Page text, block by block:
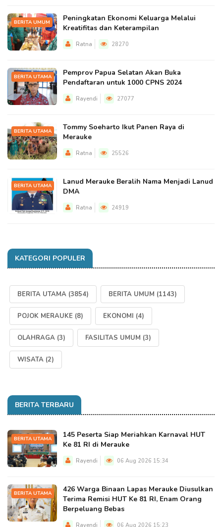
BERITA UMUM
Peningkatan Ekonomi Keluarga Melalui
Kreatifitas dan Keterampilan
Ratna 28270
BERITA UTAMA
Pemprov Papua Selatan Akan Buka
Pendaftaran untuk 1000 CPNS 2024
Rayendi 27077
BERITA UTAMA
Tommy Soeharto Ikut Panen Raya di
Merauke
Ratna 25526
BERITA UTAMA
Lanud Merauke Beralih Nama Menjadi Lanud
DMA
Ratna 24919
KATEGORI POPULER
BERITA UTAMA (3854) BERITA UMUM (1143)
POJOK MERAUKE (8) EKONOMI (4)
OLAHRAGA (3) FASILITAS UMUM (3)
WISATA (2)
BERITA TERBARU
BERITA UTAMA
145 Peserta Siap Meriahkan Karnaval HUT
Ke 81 RI di Merauke
Rayendi 06 Aug 2026 15:34
BERITA UTAMA
426 Warga Binaan Lapas Merauke Diusulkan
Terima Remisi HUT Ke 81 RI, Enam Orang
Berpeluang Bebas
Rayendi 06 Aug 2026 15:23